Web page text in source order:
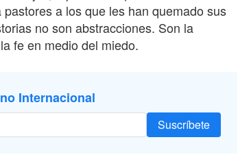
a los que les han quemado sus
no son abstracciones. Son la
fe en medio del miedo.
Internacional
Suscríbete